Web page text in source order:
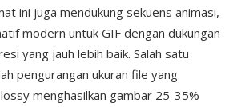
ini juga mendukung sekuens animasi,
modern untuk GIF dengan dukungan
yang jauh lebih baik. Salah satu
pengurangan ukuran file yang
menghasilkan gambar 25-35%